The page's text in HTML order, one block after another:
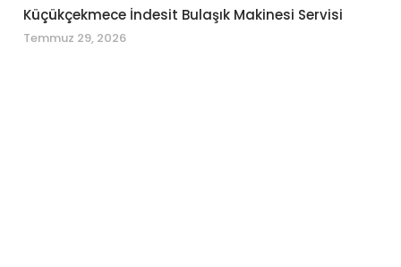
Küçükçekmece İndesit Bulaşık Makinesi Servisi
Temmuz 29, 2026